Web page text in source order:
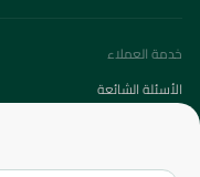
خدمة العملاء
الأسئلة الشائعة
من نحن؟